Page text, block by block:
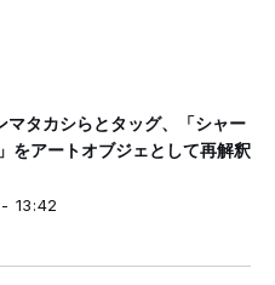
マタカシらとタッグ、「シャー
をアートオブジェとして再解釈
13:42